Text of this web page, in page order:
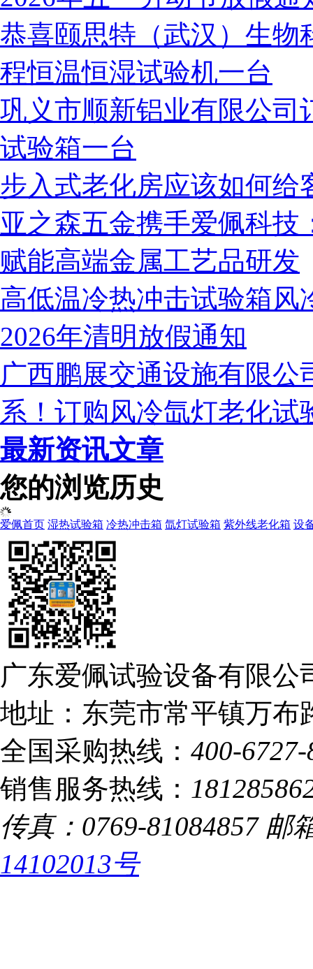
恭喜颐思特（武汉）生物
程恒温恒湿试验机一台
巩义市顺新铝业有限公司
试验箱一台
步入式老化房应该如何给
亚之森五金携手爱佩科
赋能高端金属工艺品研发
高低温冷热冲击试验箱风
2026年清明放假通知
广西鹏展交通设施有限
系！订购风冷氙灯老化试
最新资讯文章
您的浏览历史
爱佩首页 湿热试验箱 冷热冲击箱 氙灯试验箱 紫外线老化箱 设
广东爱佩试验设备有限
地址：东莞市常平镇万布
全国采购热线： 400-6727-
销售服务热线：
传真：0769-81084857 邮
14102013号